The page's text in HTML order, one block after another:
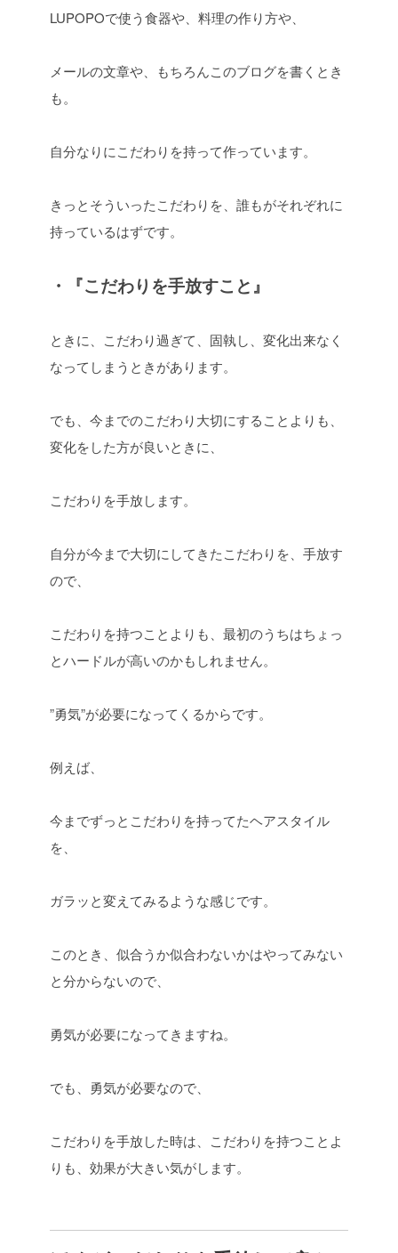
LUPOPOで使う食器や、料理の作り方や、
メールの文章や、もちろんこのブログを書くとき
も。
自分なりにこだわりを持って作っています。
きっとそういったこだわりを、誰もがそれぞれに
持っているはずです。
・『こだわりを手放すこと』
ときに、こだわり過ぎて、固執し、変化出来なく
なってしまうときがあります。
でも、今までのこだわり大切にすることよりも、
変化をした方が良いときに、
こだわりを手放します。
自分が今まで大切にしてきたこだわりを、手放す
ので、
こだわりを持つことよりも、最初のうちはちょっ
とハードルが高いのかもしれません。
”勇気”が必要になってくるからです。
例えば、
今までずっとこだわりを持ってたヘアスタイル
を、
ガラッと変えてみるような感じです。
このとき、似合うか似合わないかはやってみない
と分からないので、
勇気が必要になってきますね。
でも、勇気が必要なので、
こだわりを手放した時は、こだわりを持つことよ
りも、効果が大きい気がします。